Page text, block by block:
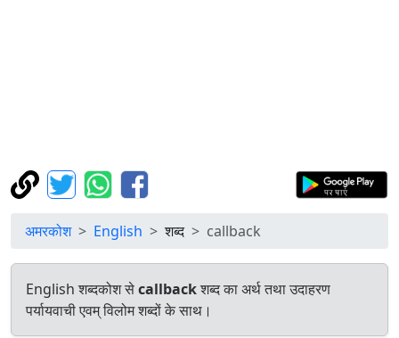
अमरकोश English शब्द callback
English शब्दकोश सेcallbackशब्द का अर्थ तथा उदाहरण
पर्यायवाची एवम् विलोम शब्दों के साथ।